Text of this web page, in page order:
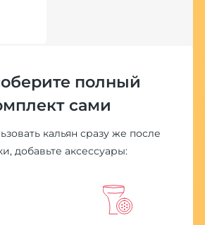
полный
сами
кальян сразу же после
добавьте аксессуары: